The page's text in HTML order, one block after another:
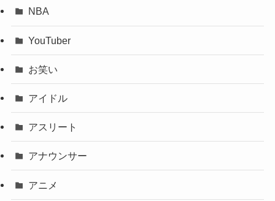
NBA
YouTuber
お笑い
アイドル
アスリート
アナウンサー
アニメ